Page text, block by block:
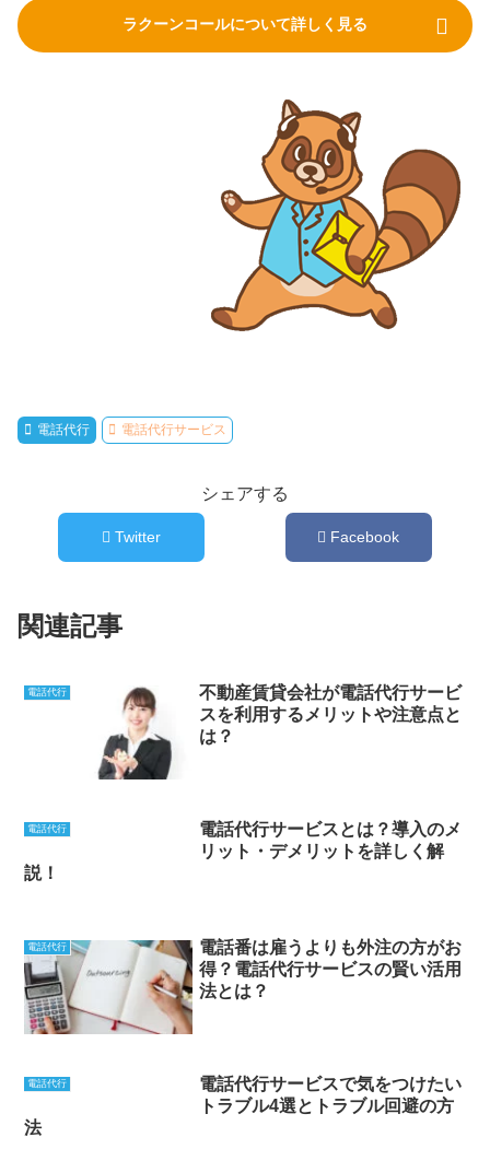
ラクーンコールについて詳しく見る
電話代行 電話代行サービス
シェアする
Twitter Facebook
関連記事
電話代行
不動産賃貸会社が電話代行サービ
スを利用するメリットや注意点と
は？
電話代行
電話代行サービスとは？導入のメ
リット・デメリットを詳しく解
説！
電話代行
電話番は雇うよりも外注の方がお
得？電話代行サービスの賢い活用
法とは？
電話代行
電話代行サービスで気をつけたい
トラブル4選とトラブル回避の方
法